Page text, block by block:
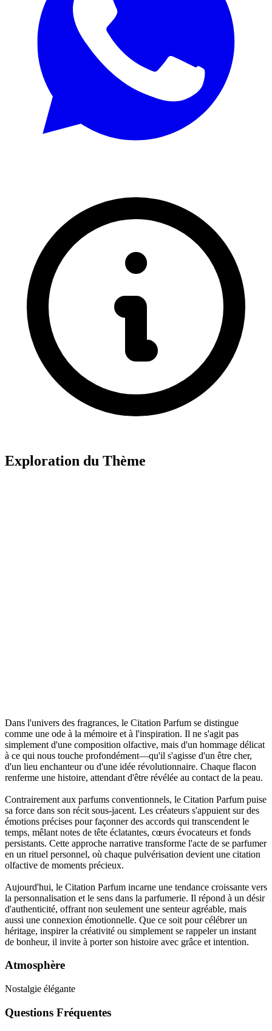
Exploration du Thème
Dans l'univers des fragrances, le Citation Parfum se distingue
comme une ode à la mémoire et à l'inspiration. Il ne s'agit pas
simplement d'une composition olfactive, mais d'un hommage délicat
à ce qui nous touche profondément—qu'il s'agisse d'un être cher,
d'un lieu enchanteur ou d'une idée révolutionnaire. Chaque flacon
renferme une histoire, attendant d'être révélée au contact de la peau.
Contrairement aux parfums conventionnels, le Citation Parfum puise
sa force dans son récit sous-jacent. Les créateurs s'appuient sur des
émotions précises pour façonner des accords qui transcendent le
temps, mêlant notes de tête éclatantes, cœurs évocateurs et fonds
persistants. Cette approche narrative transforme l'acte de se parfumer
en un rituel personnel, où chaque pulvérisation devient une citation
olfactive de moments précieux.
Aujourd'hui, le Citation Parfum incarne une tendance croissante vers
la personnalisation et le sens dans la parfumerie. Il répond à un désir
d'authenticité, offrant non seulement une senteur agréable, mais
aussi une connexion émotionnelle. Que ce soit pour célébrer un
héritage, inspirer la créativité ou simplement se rappeler un instant
de bonheur, il invite à porter son histoire avec grâce et intention.
Atmosphère
Nostalgie élégante
Questions Fréquentes